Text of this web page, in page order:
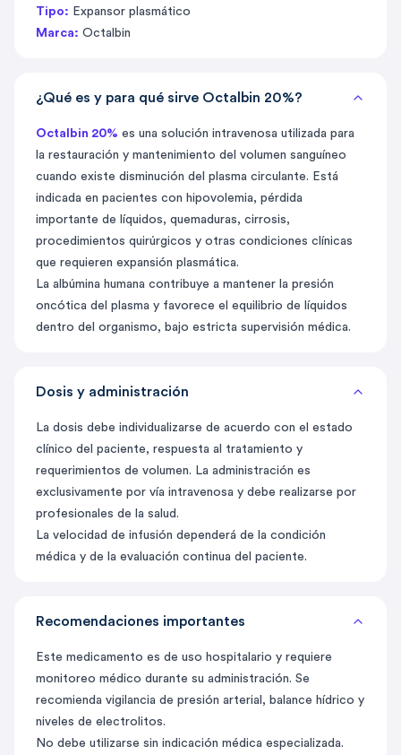
Tipo: Expansor plasmático
Marca: Octalbin
¿Qué es y para qué sirve Octalbin 20%?
Octalbin 20% es una solución intravenosa utilizada para
la restauración y mantenimiento del volumen sanguíneo
cuando existe disminución del plasma circulante. Está
indicada en pacientes con hipovolemia, pérdida
importante de líquidos, quemaduras, cirrosis,
procedimientos quirúrgicos y otras condiciones clínicas
que requieren expansión plasmática.
La albúmina humana contribuye a mantener la presión
oncótica del plasma y favorece el equilibrio de líquidos
dentro del organismo, bajo estricta supervisión médica.
Dosis y administración
La dosis debe individualizarse de acuerdo con el estado
clínico del paciente, respuesta al tratamiento y
requerimientos de volumen. La administración es
exclusivamente por vía intravenosa y debe realizarse por
profesionales de la salud.
La velocidad de infusión dependerá de la condición
médica y de la evaluación continua del paciente.
Recomendaciones importantes
Este medicamento es de uso hospitalario y requiere
monitoreo médico durante su administración. Se
recomienda vigilancia de presión arterial, balance hídrico y
niveles de electrolitos.
No debe utilizarse sin indicación médica especializada.